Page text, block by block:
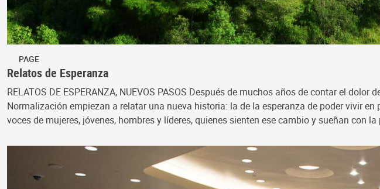
PAGE
Relatos de Esperanza
RELATOS DE ESPERANZA, NUEVOS PASOS Después de muchos años de contar el
Normalización empiezan a relatar una nueva historia: la de la esperanza de poder vivir
voces de mujeres, jóvenes, hombres y líderes, quienes sienten ese cambio y sueñan con